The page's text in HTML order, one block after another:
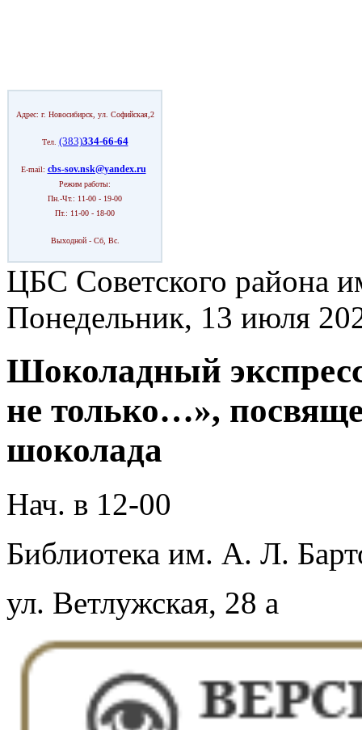
Адрес: г. Новосибирск, ул. Софийская,2
Тел. (383)334-66-64
E-mail: cbs-sov.nsk@yandex.ru
Режим работы:
Пн.-Чт.: 11-00 - 19-00
Пт.: 11-00 - 18-00
Выходной - Сб, Вс.
ЦБС Советского района
Понедельник, 13 июля
Шоколадный
не только…»,
шоколада
Нач. в 12-00
Библиотека им. А. Л.
ул. Ветлужская, 28 а